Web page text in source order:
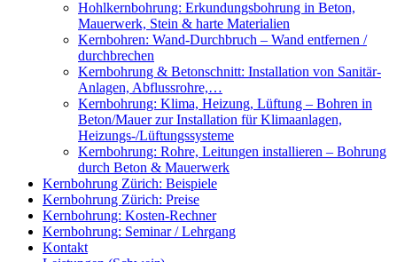
Hohlkernbohrung: Erkundungsbohrung in Beton,
Mauerwerk, Stein & harte Materialien
Kernbohren: Wand-Durchbruch – Wand entfernen /
durchbrechen
Kernbohrung & Betonschnitt: Installation von Sanitär-
Anlagen, Abflussrohre,…
Kernbohrung: Klima, Heizung, Lüftung – Bohren in
Beton/Mauer zur Installation für Klimaanlagen,
Heizungs-/Lüftungssysteme
Kernbohrung: Rohre, Leitungen installieren – Bohrung
durch Beton & Mauerwerk
Kernbohrung Zürich: Beispiele
Kernbohrung Zürich: Preise
Kernbohrung: Kosten-Rechner
Kernbohrung: Seminar / Lehrgang
Kontakt